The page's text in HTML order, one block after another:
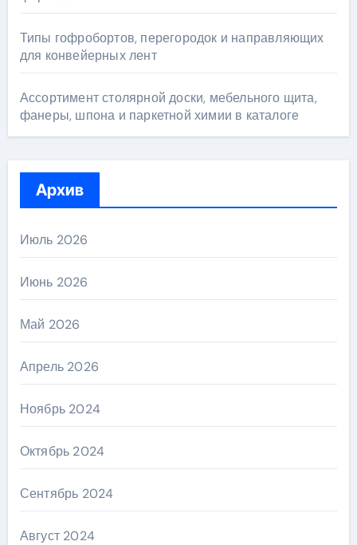
Типы гофробортов, перегородок и направляющих
для конвейерных лент
Ассортимент столярной доски, мебельного щита,
фанеры, шпона и паркетной химии в каталоге
Архив
Июль 2026
Июнь 2026
Май 2026
Апрель 2026
Ноябрь 2024
Октябрь 2024
Сентябрь 2024
Август 2024